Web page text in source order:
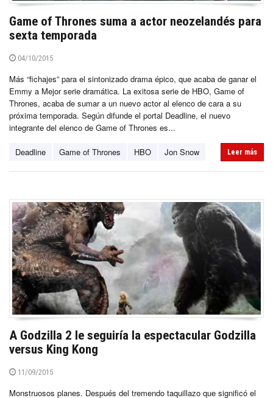
Game of Thrones suma a actor neozelandés para
sexta temporada
04/10/2015
Más “fichajes” para el sintonizado drama épico, que acaba de ganar el
Emmy a Mejor serie dramática. La exitosa serie de HBO, Game of
Thrones, acaba de sumar a un nuevo actor al elenco de cara a su
próxima temporada. Según difunde el portal Deadline, el nuevo
integrante del elenco de Game of Thrones es...
Deadline Game of Thrones HBO Jon Snow Leer más
A Godzilla 2 le seguiría la espectacular Godzilla
versus King Kong
11/09/2015
Monstruosos planes. Después del tremendo taquillazo que significó el